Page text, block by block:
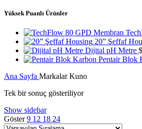
Yüksek Puanlı Ürünler
20” Şeffaf
Dijital pH Metre $
Pentair Blok
Ana Sayfa MarkalarKuno
Tek bir sonuç gösteriliyor
Show sidebar
Göster9 12 18 24